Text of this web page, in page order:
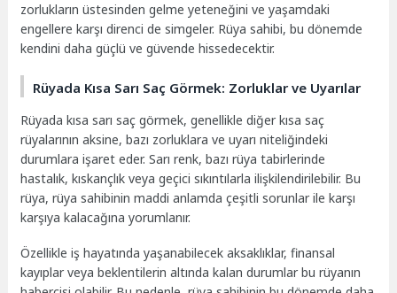
zorlukların üstesinden gelme yeteneğini ve yaşamdaki
engellere karşı direnci de simgeler. Rüya sahibi, bu dönemde
kendini daha güçlü ve güvende hissedecektir.
Rüyada Kısa Sarı Saç Görmek: Zorluklar ve Uyarılar
Rüyada kısa sarı saç görmek, genellikle diğer kısa saç
rüyalarının aksine, bazı zorluklara ve uyarı niteliğindeki
durumlara işaret eder. Sarı renk, bazı rüya tabirlerinde
hastalık, kıskançlık veya geçici sıkıntılarla ilişkilendirilebilir. Bu
rüya, rüya sahibinin maddi anlamda çeşitli sorunlar ile karşı
karşıya kalacağına yorumlanır.
Özellikle iş hayatında yaşanabilecek aksaklıklar, finansal
kayıplar veya beklentilerin altında kalan durumlar bu rüyanın